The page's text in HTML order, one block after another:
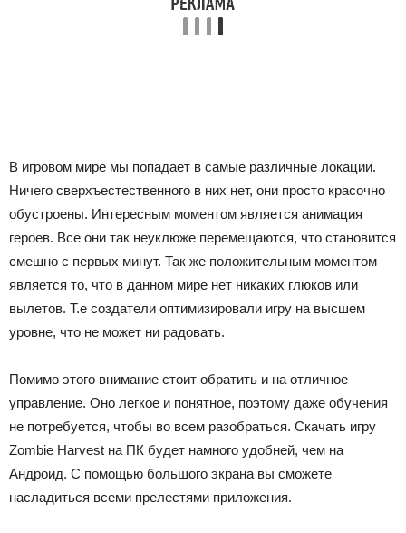
В игровом мире мы попадает в самые различные локации.
Ничего сверхъестественного в них нет, они просто красочно
обустроены. Интересным моментом является анимация
героев. Все они так неуклюже перемещаются, что становится
смешно с первых минут. Так же положительным моментом
является то, что в данном мире нет никаких глюков или
вылетов. Т.е создатели оптимизировали игру на высшем
уровне, что не может ни радовать.
Помимо этого внимание стоит обратить и на отличное
управление. Оно легкое и понятное, поэтому даже обучения
не потребуется, чтобы во всем разобраться. Скачать игру
Zombie Harvest на ПК будет намного удобней, чем на
Андроид. С помощью большого экрана вы сможете
насладиться всеми прелестями приложения.